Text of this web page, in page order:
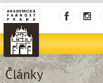
Články